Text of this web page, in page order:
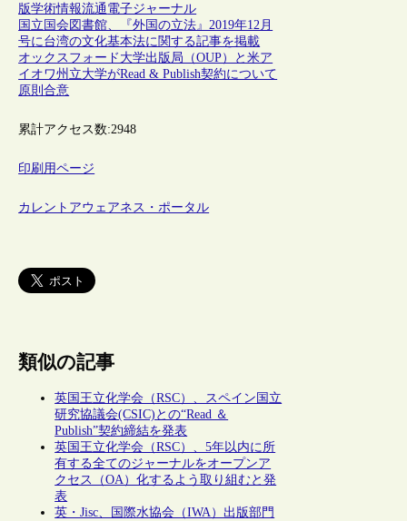
版学術情報流通 電子ジャーナル
国立国会図書館、『外国の立法』2019年12月
号に台湾の文化基本法に関する記事を掲載
オックスフォード大学出版局（OUP）と米ア
イオワ州立大学がRead & Publish契約について
原則合意
累計アクセス数:2948
印刷用ページ
カレントアウェアネス・ポータル
類似の記事
英国王立化学会（RSC）、スペイン国立
研究協議会(CSIC)との“Read ＆
Publish”契約締結を発表
英国王立化学会（RSC）、5年以内に所
有する全てのジャーナルをオープンア
クセス（OA）化するよう取り組むと発
表
英・Jisc、国際水協会（IWA）出版部門